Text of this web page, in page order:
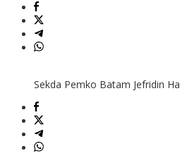
Sekda Pemko Batam Jefridin